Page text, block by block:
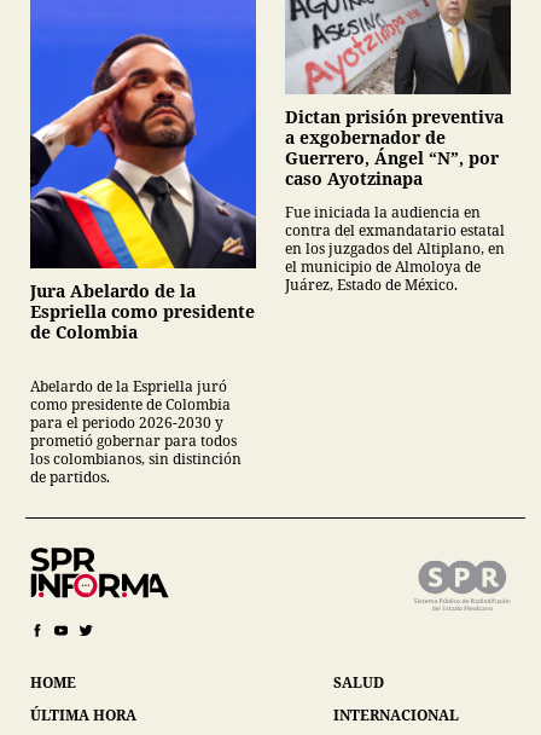
Jura Abelardo de la
Espriella como presidente
de Colombia
Abelardo de la Espriella juró
como presidente de Colombia
para el periodo 2026-2030 y
prometió gobernar para todos
los colombianos, sin distinción
de partidos.
Dictan prisión preventiva
a exgobernador de
Guerrero, Ángel “N”, por
caso Ayotzinapa
Fue iniciada la audiencia en
contra del exmandatario estatal
en los juzgados del Altiplano, en
el municipio de Almoloya de
Juárez, Estado de México.
HOME
ÚLTIMA HORA
SALUD
INTERNACIONAL